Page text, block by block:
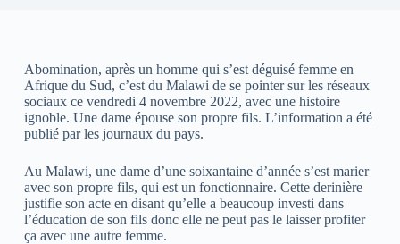
Abomination, après un homme qui s’est déguisé femme en
Afrique du Sud, c’est du Malawi de se pointer sur les réseaux
sociaux ce vendredi 4 novembre 2022, avec une histoire
ignoble. Une dame épouse son propre fils. L’information a été
publié par les journaux du pays.
Au Malawi, une dame d’une soixantaine d’année s’est marier
avec son propre fils, qui est un fonctionnaire. Cette derinière
justifie son acte en disant qu’elle a beaucoup investi dans
l’éducation de son fils donc elle ne peut pas le laisser profiter
ça avec une autre femme.